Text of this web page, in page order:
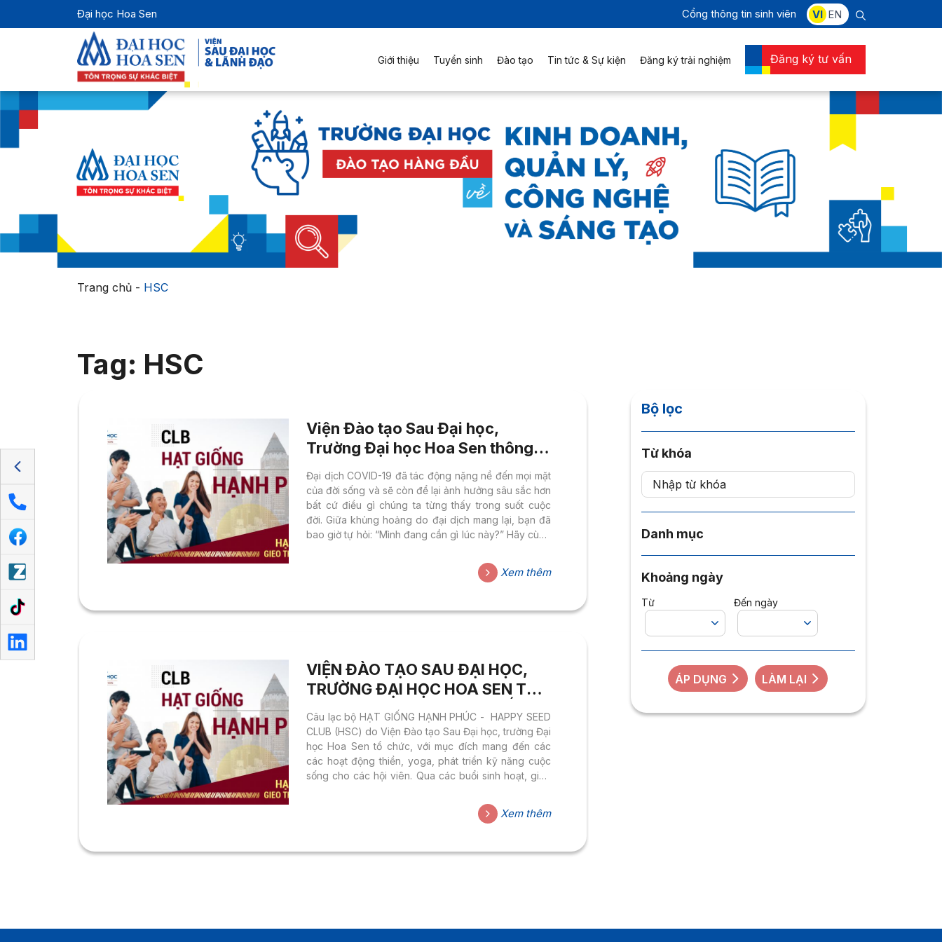
Đại học Hoa Sen Cổng thông tin sinh viên VI EN
Giới thiệu Tuyển sinh Đào tạo Tin tức & Sự kiện Đăng ký trải nghiệm Đăng ký tư vấn
Trang chủ- HSC
Tag: HSC
Viện Đào tạo Sau Đại học,
Trường Đại học Hoa Sen thông
báo buổi sinh hoạt CLB HẠT
GIỐNG HẠNH PHÚC: Mình Đang
Cần Gì Lúc Này (13/11/2021)
Đại dịch COVID-19 đã tác động nặng nề đến mọi mặt
của đời sống và sẽ còn để lại ảnh hưởng sâu sắc hơn
bất cứ điều gì chúng ta từng thấy trong suốt cuộc
đời. Giữa khủng hoảng do đại dịch mang lại, bạn đã
bao giờ tự hỏi: “Mình đang cần gì lúc này?” Hãy cùng
PHÚC – HAPPY SEED CLUB do Viện Đào tạo Sau Đại
học, Trường Đại học Hoa Sen phối hợp tổ chức
Mindfulness vào 14:00 Thứ Bảy, ngày 13/11/2021.
Xem thêm
VIỆN ĐÀO TẠO SAU ĐẠI HỌC,
TRƯỜNG ĐẠI HỌC HOA SEN TỔ
CHỨC CÂU LẠC BỘ HẠT GIỐNG
HẠNH PHÚC – HAPPY SEED
CLUB
Câu lạc bộ HẠT GIỐNG HẠNH PHÚC - HAPPY SEED
CLUB (HSC) do Viện Đào tạo Sau Đại học, trường Đại
học Hoa Sen tổ chức, với mục đích mang đến các
các hoạt động thiền, yoga, phát triển kỹ năng cuộc
sống cho các hội viên. Qua các buổi sinh hoạt, giao
đồng lành mạnh, hạnh phúc, kết nối mọi người và là
một nơi yên bình, giải tỏa những áp lực trong học tập
Xem thêm
Bộ lọc
Từ khóa
Danh mục
Khoảng ngày
Từ Đến ngày
ÁP DỤNG LÀM LẠI